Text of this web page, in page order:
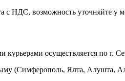
с НДС, возможность уточняйте у
курьерами осуществляется по г.
(Симферополь, Ялта, Алушта,